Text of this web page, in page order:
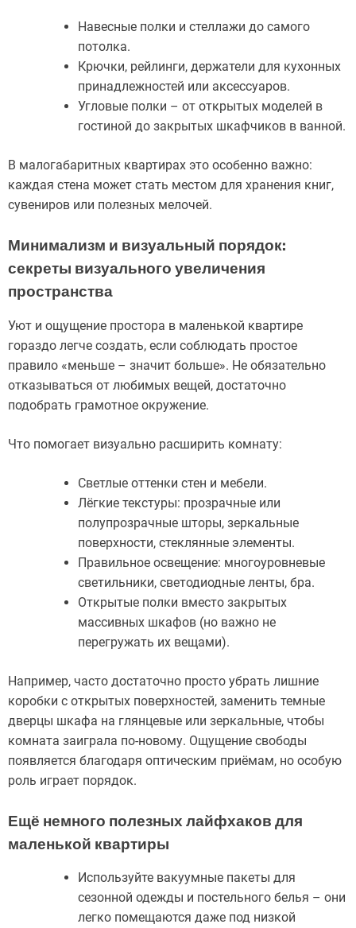
Навесные полки и стеллажи до самого
потолка.
Крючки, рейлинги, держатели для кухонных
принадлежностей или аксессуаров.
Угловые полки – от открытых моделей в
гостиной до закрытых шкафчиков в ванной.
В малогабаритных квартирах это особенно важно:
каждая стена может стать местом для хранения книг,
сувениров или полезных мелочей.
Минимализм и визуальный порядок:
секреты визуального увеличения
пространства
Уют и ощущение простора в маленькой квартире
гораздо легче создать, если соблюдать простое
правило «меньше – значит больше». Не обязательно
отказываться от любимых вещей, достаточно
подобрать грамотное окружение.
Что помогает визуально расширить комнату:
Светлые оттенки стен и мебели.
Лёгкие текстуры: прозрачные или
полупрозрачные шторы, зеркальные
поверхности, стеклянные элементы.
Правильное освещение: многоуровневые
светильники, светодиодные ленты, бра.
Открытые полки вместо закрытых
массивных шкафов (но важно не
перегружать их вещами).
Например, часто достаточно просто убрать лишние
коробки с открытых поверхностей, заменить темные
дверцы шкафа на глянцевые или зеркальные, чтобы
комната заиграла по-новому. Ощущение свободы
появляется благодаря оптическим приёмам, но особую
роль играет порядок.
Ещё немного полезных лайфхаков для
маленькой квартиры
Используйте вакуумные пакеты для
сезонной одежды и постельного белья – они
легко помещаются даже под низкой